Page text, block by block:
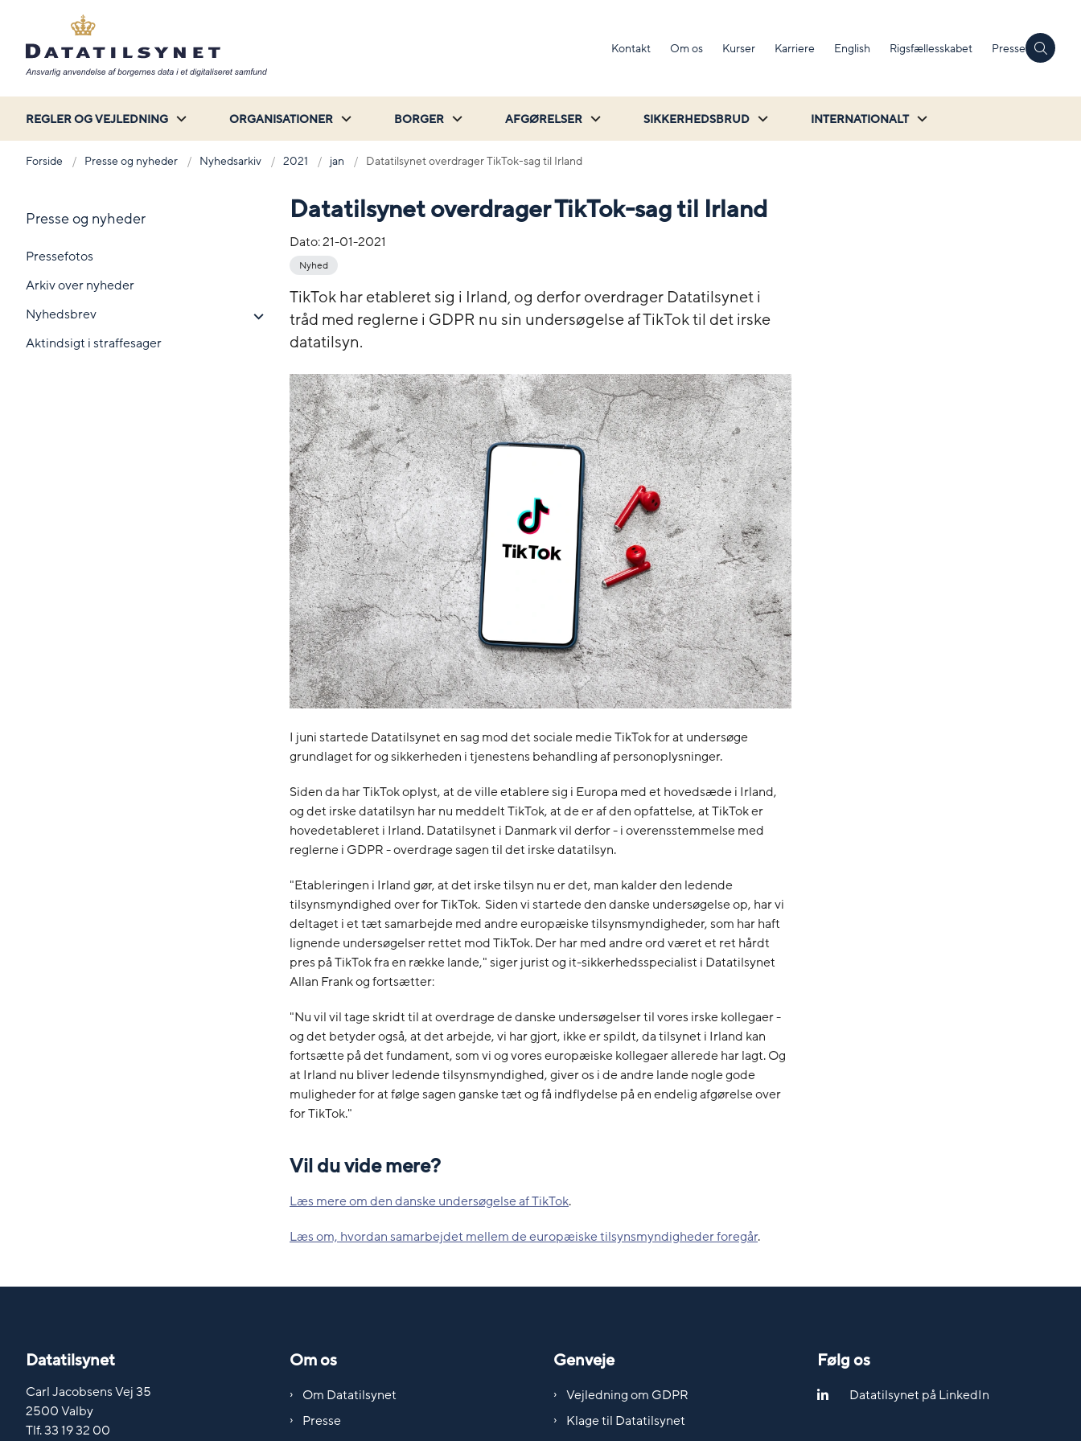
Kontakt Om os Kurser Karriere English Rigsfællesskabet Presse
REGLER OG VEJLEDNING ORGANISATIONER BORGER AFGØRELSER SIKKERHEDSBRUD INTERNATIONALT
Forside Presse og nyheder Nyhedsarkiv 2021 jan Datatilsynet overdrager TikTok-sag til Irland
Presse og nyheder
Pressefotos
Arkiv over nyheder
Nyhedsbrev
Aktindsigt i straffesager
Datatilsynet overdrager TikTok-sag til Irland
Dato:21-01-2021
Nyhed
TikTok har etableret sig i Irland, og derfor overdrager Datatilsynet i
tråd med reglerne i GDPR nu sin undersøgelse af TikTok til det irske
datatilsyn.
I juni startede Datatilsynet en sag mod det sociale medie TikTok for at undersøge
grundlaget for og sikkerheden i tjenestens behandling af personoplysninger.
Siden da har TikTok oplyst, at de ville etablere sig i Europa med et hovedsæde i Irland,
og det irske datatilsyn har nu meddelt TikTok, at de er af den opfattelse, at TikTok er
hovedetableret i Irland. Datatilsynet i Danmark vil derfor - i overensstemmelse med
reglerne i GDPR - overdrage sagen til det irske datatilsyn.
"Etableringen i Irland gør, at det irske tilsyn nu er det, man kalder den ledende
tilsynsmyndighed over for TikTok. Siden vi startede den danske undersøgelse op, har vi
deltaget i et tæt samarbejde med andre europæiske tilsynsmyndigheder, som har haft
lignende undersøgelser rettet mod TikTok. Der har med andre ord været et ret hårdt
pres på TikTok fra en række lande," siger jurist og it-sikkerhedsspecialist i Datatilsynet
Allan Frank og fortsætter:
"Nu vil vil tage skridt til at overdrage de danske undersøgelser til vores irske kollegaer -
og det betyder også, at det arbejde, vi har gjort, ikke er spildt, da tilsynet i Irland kan
fortsætte på det fundament, som vi og vores europæiske kollegaer allerede har lagt. Og
at Irland nu bliver ledende tilsynsmyndighed, giver os i de andre lande nogle gode
muligheder for at følge sagen ganske tæt og få indflydelse på en endelig afgørelse over
for TikTok."
Vil du vide mere?
Læs mere om den danske undersøgelse af TikTok.
Læs om, hvordan samarbejdet mellem de europæiske tilsynsmyndigheder foregår.
Datatilsynet
Carl Jacobsens Vej 35
2500 Valby
Tlf. 33 19 32 00
Om os
Om Datatilsynet
Presse
Genveje
Vejledning om GDPR
Klage til Datatilsynet
Følg os
Datatilsynet på LinkedIn